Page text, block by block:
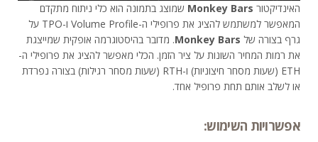
האינדיקטור Monkey Bars שמוצג בתמונה הוא כלי ניתוח מתקדם
המאפשר למשתמש להציג את פרופילי ה-Volume Profile ו-TPO על
גרף בצורה של Monkey Bars. מדובר בהיסטוגרמה אופקית שמייצגת
את רמות המחיר השונות על ציר הזמן. הכלי מאפשר להציג את פרופילי ה-
ETH (שעות מסחר חיצוניות) ו-RTH (שעות מסחר רגילות) בצורה נפרדת
או לשלב אותם תחת פרופיל אחד.
אפשרויות השימוש: